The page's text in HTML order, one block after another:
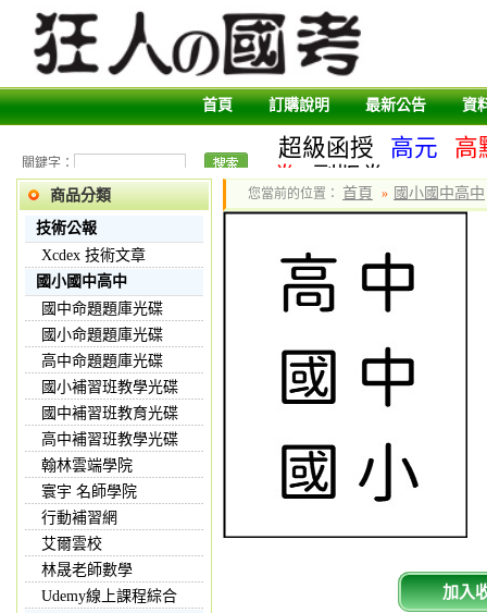
首頁 訂購說明 最新公告 資
關鍵字：
超級函授 高元
高
卷
副版卷
商品分類
技術公報
Xcdex 技術文章
國小國中高中
國中命題題庫光碟
國小命題題庫光碟
高中命題題庫光碟
國小補習班教學光碟
國中補習班教育光碟
高中補習班教學光碟
翰林雲端學院
寰宇 名師學院
行動補習網
艾爾雲校
林晟老師數學
Udemy線上課程綜合
您當前的位置： 首頁 » 國小國中高中
加入